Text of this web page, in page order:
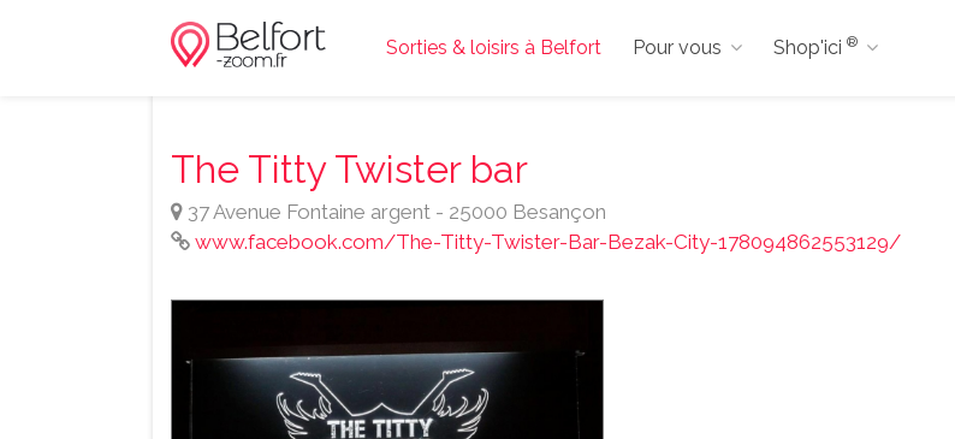
Sorties & loisirs à Belfort Pour vous Shop'ici®
The Titty Twister bar
37 Avenue Fontaine argent - 25000 Besançon
www.facebook.com/The-Titty-Twister-Bar-Bezak-City-178094862553129/